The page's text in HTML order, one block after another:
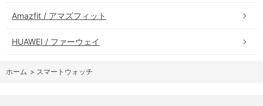
Amazfit / アマズフィット
HUAWEI / ファーウェイ
ホーム > スマートウォッチ